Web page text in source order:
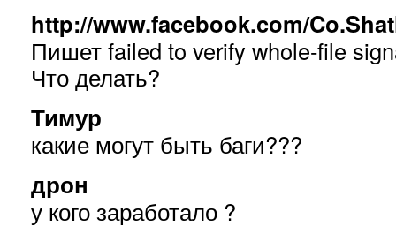
http://www.facebook.com/
Пишет failed to verify whole-file
Что делать?
Тимур
какие могут быть баги???
дрон
у кого заработало ?